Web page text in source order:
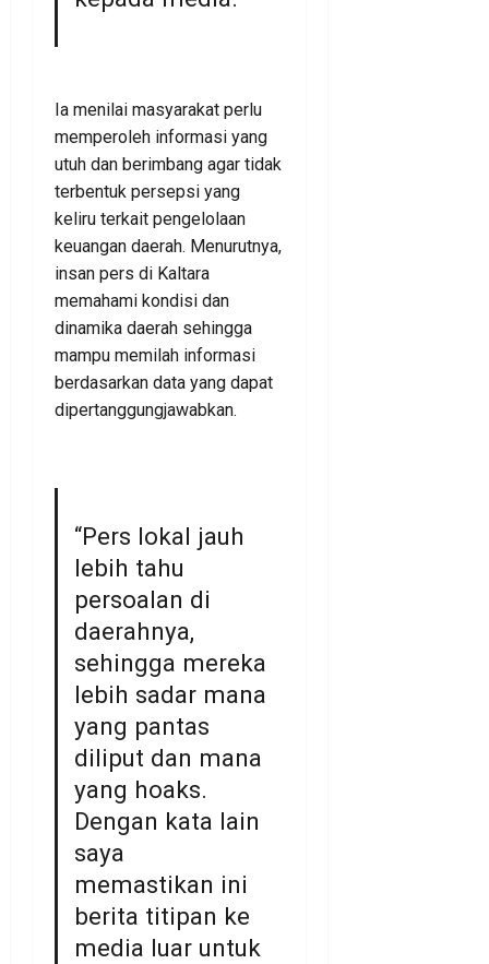
Ia menilai masyarakat perlu
memperoleh informasi yang
utuh dan berimbang agar tidak
terbentuk persepsi yang
keliru terkait pengelolaan
keuangan daerah. Menurutnya,
insan pers di Kaltara
memahami kondisi dan
dinamika daerah sehingga
mampu memilah informasi
berdasarkan data yang dapat
dipertanggungjawabkan.
“Pers lokal jauh
lebih tahu
persoalan di
daerahnya,
sehingga mereka
lebih sadar mana
yang pantas
diliput dan mana
yang hoaks.
Dengan kata lain
saya
memastikan ini
berita titipan ke
media luar untuk